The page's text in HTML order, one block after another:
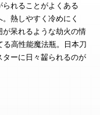
れることがよくある
熱しやすく冷めにく
が呆れるような劫火の情
る高性能魔法瓶。日本刀
ーに日々齧られるのが